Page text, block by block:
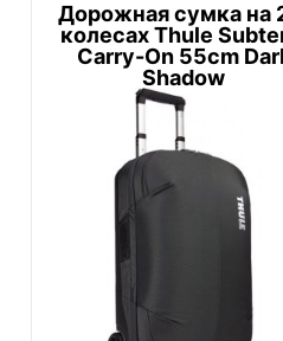
Дорожная сумка на
колесах Thule
Carry-On 55cm
Shadow